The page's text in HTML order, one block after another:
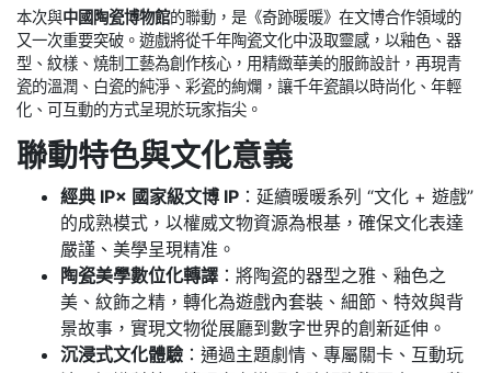
本次與中國陶瓷博物館的聯動，是《奇跡暖暖》在文博合作領域的
又一次重要突破。遊戲將從千年陶瓷文化中汲取靈感，以釉色、器
型、紋樣、燒制工藝為創作核心，用精緻華美的服飾設計，再現青
瓷的溫潤、白瓷的純淨、彩瓷的絢爛，讓千年瓷韻以時尚化、年輕
化、可互動的方式呈現於玩家指尖。
聯動特色與文化意義
經典 IP× 國家級文博 IP ：延續暖暖系列 “文化 + 遊戲”
的成熟模式，以權威文物資源為根基，確保文化表達
嚴謹、美學呈現精准。
陶瓷美學數位化轉譯 ：將陶瓷的器型之雅、釉色之
美、紋飾之精，轉化為遊戲內套裝、細節、特效與背
景故事，實現文物從展廳到數字世界的創新延伸。
沉浸式文化體驗 ：通過主題劇情、專屬關卡、互動玩